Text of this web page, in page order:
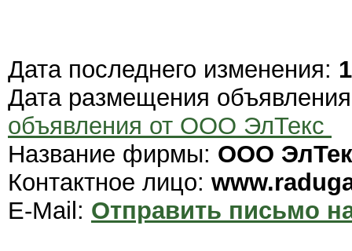
Дата последнего изменения:
Дата размещения
объявления от ООО ЭлТекс
Название фирмы: ООО
Контактное лицо:
E-Mail: Отправить письмо